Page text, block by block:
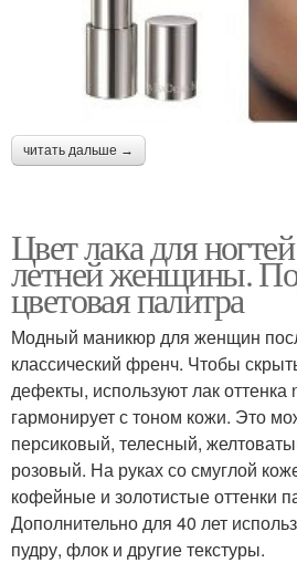
читать дальше →
Цвет лака для
летней женщины.
цветовая палитра
Модный маникюр для женщин
классический френч. Чтобы
дефекты, используют лак оттенка
гармонирует с тоном кожи. Это
персиковый, телесный,
розовый. На руках со смуглой
кофейные и золотистые оттенки
Дополнительно для 40 лет
пудру, флок и другие текстуры.